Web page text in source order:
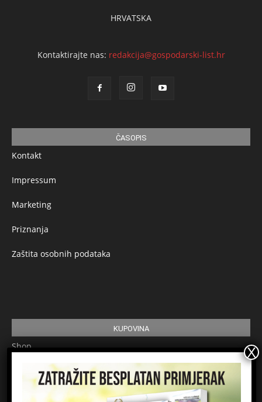
HRVATSKA
Kontaktirajte nas: redakcija@gospodarski-list.hr
ČASOPIS
Kontakt
Impressum
Marketing
Priznanja
Zaštita osobnih podataka
KUPOVINA
Shop
Pretplata
Uvjeti korištenja